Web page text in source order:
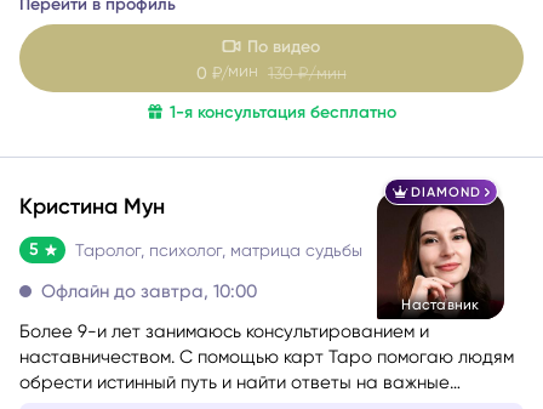
перспективы возможны, какие риски стоит учитывать и
какой путь может быть наиболее благоприятным именно
для вас.
ощущением поддержки
Перейти в профиль
По видео
0 ₽/мин130 ₽/мин
DIAMOND
Кристина Мун
5 Таролог, психолог, матрица судьбы
Офлайн до завтра, 10:00
Более 9-и лет занимаюсь консультированием и
наставничеством. С помощью карт Таро помогаю людям